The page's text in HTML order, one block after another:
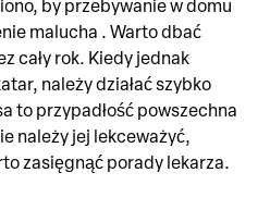
by przebywanie w domu
malucha . Warto dbać
cały rok. Kiedy jednak
należy działać szybko
to przypadłość powszechna
należy jej lekceważyć,
zasięgnąć porady lekarza.